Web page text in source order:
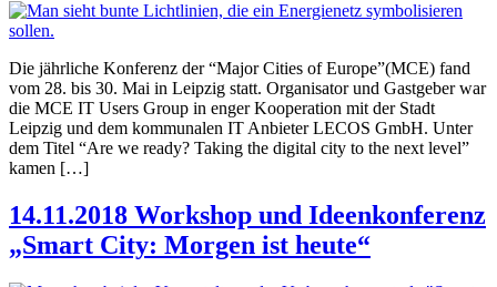
Die jährliche Konferenz der “Major Cities of Europe”(MCE) fand
vom 28. bis 30. Mai in Leipzig statt. Organisator und Gastgeber war
die MCE IT Users Group in enger Kooperation mit der Stadt
Leipzig und dem kommunalen IT Anbieter LECOS GmbH. Unter
dem Titel “Are we ready? Taking the digital city to the next level”
kamen […]
14.11.2018 Workshop und Ideenkonferenz
„Smart City: Morgen ist heute“